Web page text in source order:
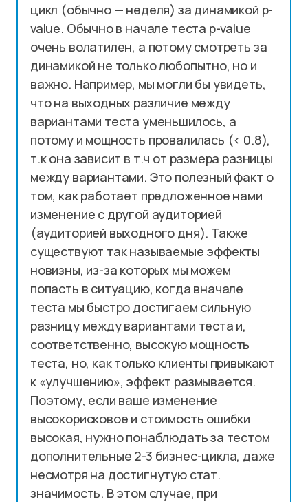
цикл (обычно — неделя) за динамикой p-
value. Обычно в начале теста p-value
очень волатилен, а потому смотреть за
динамикой не только любопытно, но и
важно. Например, мы могли бы увидеть,
что на выходных различие между
вариантами теста уменьшилось, а
потому и мощность провалилась (< 0.8),
т.к она зависит в т.ч от размера разницы
между вариантами. Это полезный факт о
том, как работает предложенное нами
изменение с другой аудиторией
(аудиторией выходного дня). Также
существуют так называемые эффекты
новизны, из-за которых мы можем
попасть в ситуацию, когда вначале
теста мы быстро достигаем сильную
разницу между вариантами теста и,
соответственно, высокую мощность
теста, но, как только клиенты привыкают
к «улучшению», эффект размывается.
Поэтому, если ваше изменение
высокорисковое и стоимость ошибки
высокая, нужно понаблюдать за тестом
дополнительные 2-3 бизнес-цикла, даже
несмотря на достигнутую стат.
значимость. В этом случае, при